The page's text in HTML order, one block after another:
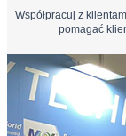
Współpracuj z
pomagać